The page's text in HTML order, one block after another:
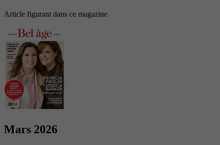
Article figurant dans ce magazine
Mars 2026